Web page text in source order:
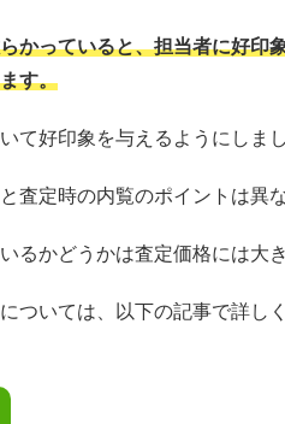
かっていると、担当者に好印
す。
て好印象を与えるようにしまし
査定時の内覧のポイントは異な
るかどうかは査定価格には大
ついては、以下の記事で詳し